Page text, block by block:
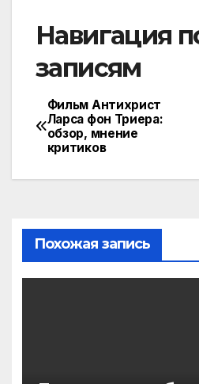
Навигация
записям
Фильм Антихрист
Ларса фон Триера:
обзор, мнение
критиков
Похожая запись